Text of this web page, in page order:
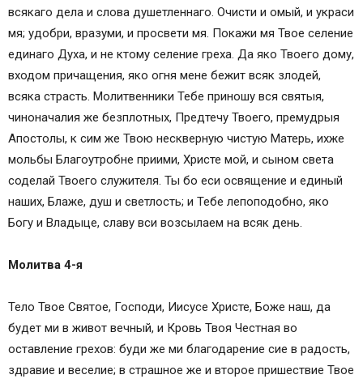
всякаго дела и слова душетленнаго. Очисти и омый, и украси
мя; удобри, вразуми, и просвети мя. Покажи мя Твое селение
единаго Духа, и не ктому селение греха. Да яко Твоего дому,
входом причащения, яко огня мене бежит всяк злодей,
всяка страсть. Молитвенники Тебе приношу вся святыя,
чиноначалия же безплотных, Предтечу Твоего, премудрыя
Апостолы, к сим же Твою нескверную чистую Матерь, ихже
мольбы Благоутробне приими, Христе мой, и сыном света
соделай Твоего служителя. Ты бо еси освящение и единый
наших, Блаже, душ и светлость; и Тебе лепоподобно, яко
Богу и Владыце, славу вси возсылаем на всяк день.
Молитва 4-я
Тело Твое Святое, Господи, Иисусе Христе, Боже наш, да
будет ми в живот вечный, и Кровь Твоя Честная во
оставление грехов: буди же ми благодарение сие в радость,
здравие и веселие; в страшное же и второе пришествие Твое